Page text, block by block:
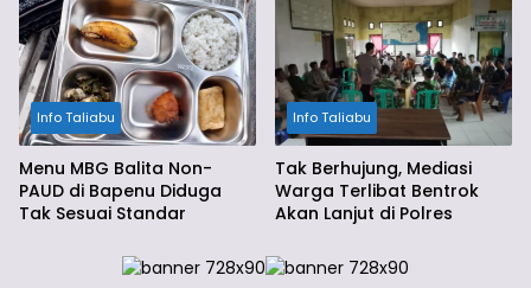
Info Taliabu
Menu MBG Balita Non-
PAUD di Bapenu Diduga
Tak Sesuai Standar
Info Taliabu
Tak Berhujung, Mediasi
Warga Terlibat Bentrok
Akan Lanjut di Polres